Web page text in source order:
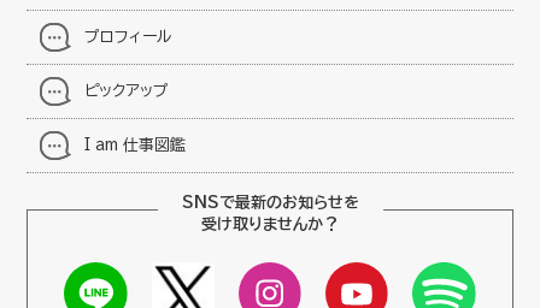
プロフィール
ピックアップ
I am 仕事図鑑
SNSで最新のお知らせを
受け取りませんか？